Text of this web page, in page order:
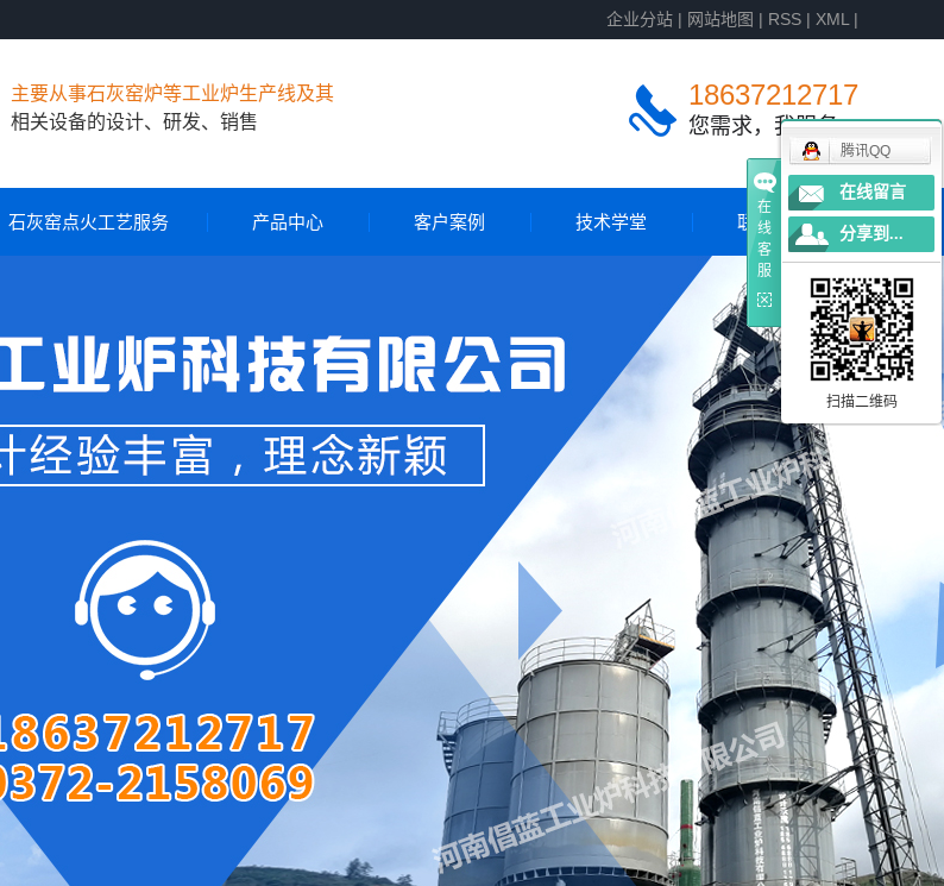
企业分站 | 网站地图 | RSS | XML |
主要从事石灰窑炉等工业炉生产线及其
相关设备的设计、研发、销售
18637212717
您需求，我服务
石灰窑点火工艺服务 产品中心
气煤两用石灰窑
石灰窑点火工艺服务
石灰窑电子称量设备
智能料位计
智能主令控制器
除尘器
脱硫塔
客户案例 技术学堂 联系我们
在
线
客
服
腾讯QQ
在线留言
分享到...
扫描二维码